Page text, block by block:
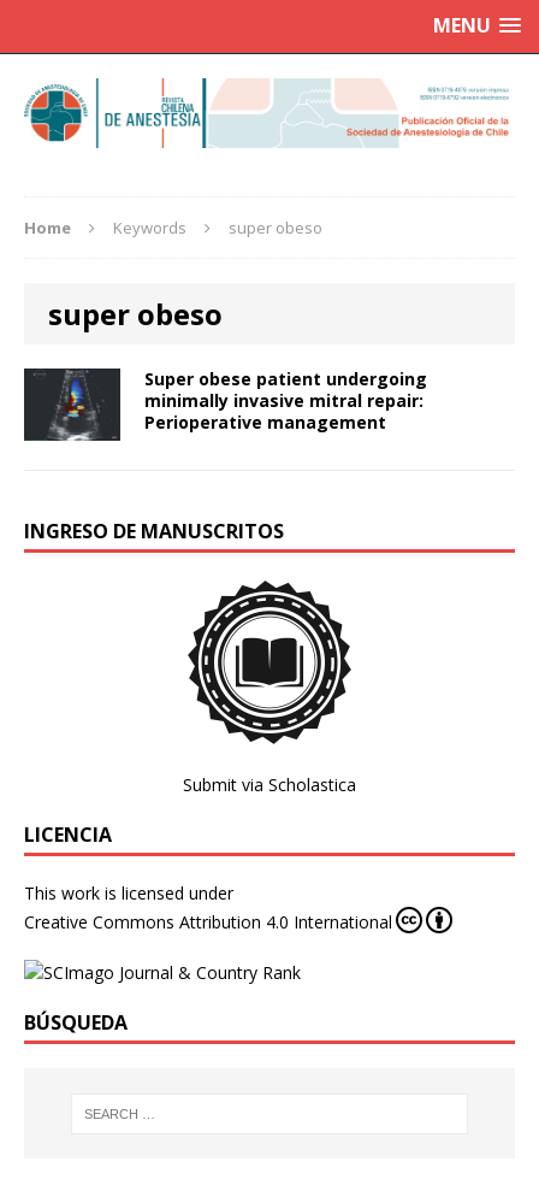
MENU
Home Keywords super obeso
super obeso
Super obese patient undergoing
minimally invasive mitral repair:
Perioperative management
INGRESO DE MANUSCRITOS
Submit via Scholastica
LICENCIA
This work is licensed under
Creative Commons Attribution 4.0 International
BÚSQUEDA